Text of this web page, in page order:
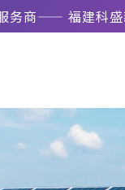
务商—— 福建科